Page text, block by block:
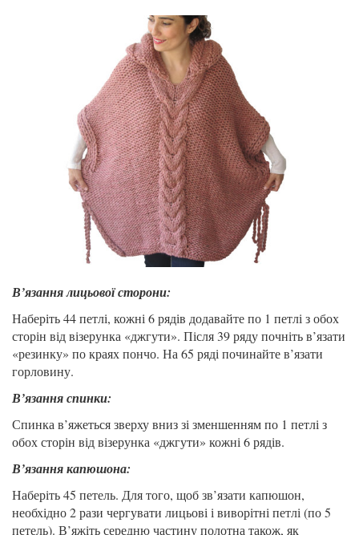
В’язання лицьової сторони:
Наберіть 44 петлі, кожні 6 рядів додавайте по 1 петлі з обох
сторін від візерунка «джгути». Після 39 ряду почніть в’язати
«резинку» по краях пончо. На 65 ряді починайте в’язати
горловину.
В’язання спинки:
Спинка в’яжеться зверху вниз зі зменшенням по 1 петлі з
обох сторін від візерунка «джгути» кожні 6 рядів.
В’язання капюшона:
Наберіть 45 петель. Для того, щоб зв’язати капюшон,
необхідно 2 рази чергувати лицьові і виворітні петлі (по 5
петель). В’яжіть середню частину полотна також, як